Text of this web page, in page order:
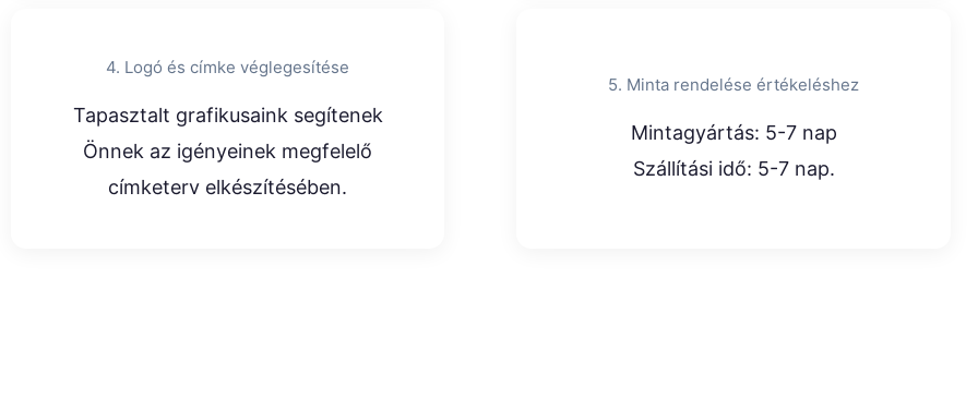
4. Logó és címke véglegesítése
Tapasztalt grafikusaink segítenek
Önnek az igényeinek megfelelő
címketerv elkészítésében.
5. Minta rendelése értékeléshez
Mintagyártás: 5-7 nap
Szállítási idő: 5-7 nap.